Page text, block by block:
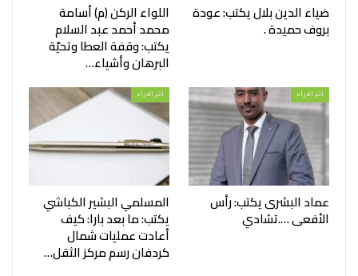
ضياء الدين بلال يكتب: عودة
بروف حميدة .
اللواء الركن (م) أسامة
محمد أحمد عبد السلام
يكتب: وقفة العطا وتحيّة
البرهان وأشياء…
اخر الارأء
عماد البشرى يكتب: رأس
الأفعى ….تشادي
اخر الارأء
المسلمي البشير الكباشي
يكتب: ما بعد بارا: كيف
أعادت عمليات شمال
كردفان رسم مركز الثقل…